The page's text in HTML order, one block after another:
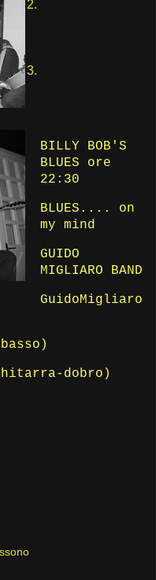
BILLY BOB'S
BLUES ore
22:30
BLUES.... on
my mind
GUIDO
MIGLIARO BAND
GuidoMigliaro
dobro)